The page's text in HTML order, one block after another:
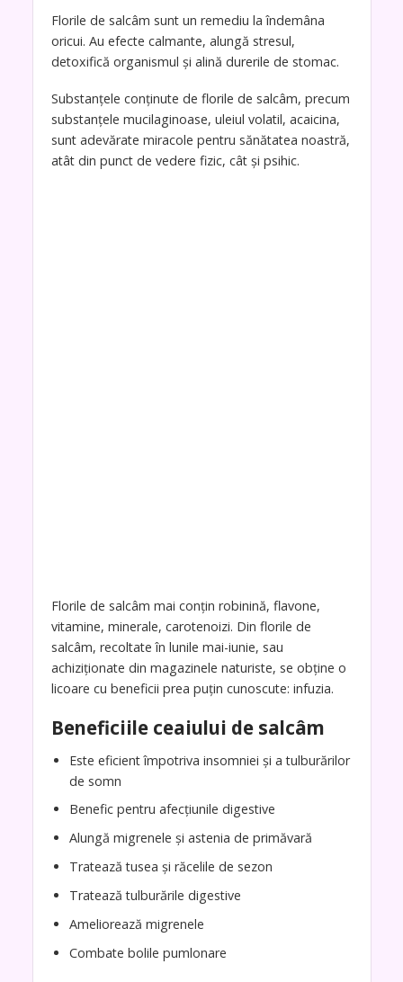
Florile de salcâm sunt un remediu la îndemâna
oricui. Au efecte calmante, alungă stresul,
detoxifică organismul și alină durerile de stomac.
Substanțele conținute de florile de salcâm, precum
substanțele mucilaginoase, uleiul volatil, acaicina,
sunt adevărate miracole pentru sănătatea noastră,
atât din punct de vedere fizic, cât și psihic.
Florile de salcâm mai conţin robinină, flavone,
vitamine, minerale, carotenoizi. Din florile de
salcâm, recoltate în lunile mai-iunie, sau
achiziționate din magazinele naturiste, se obține o
licoare cu beneficii prea puțin cunoscute: infuzia.
Beneficiile ceaiului de salcâm
Este eficient împotriva insomniei și a tulburărilor
de somn
Benefic pentru afecțiunile digestive
Alungă migrenele și astenia de primăvară
Tratează tusea și răcelile de sezon
Tratează tulburările digestive
Ameliorează migrenele
Combate bolile pumlonare